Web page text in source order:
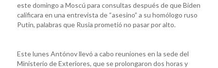
este domingo a Moscú para consultas después de que Biden
calificara en una entrevista de “asesino” a su homólogo ruso
Putin, palabras que Rusia prometió no pasar por alto.
Este lunes Antónov llevó a cabo reuniones en la sede del
Ministerio de Exteriores, que se prolongaron dos horas y